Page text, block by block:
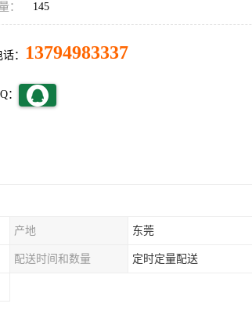
： 145
： 13794983337
：
产地 东莞
配送时间和数量 定时定量配送